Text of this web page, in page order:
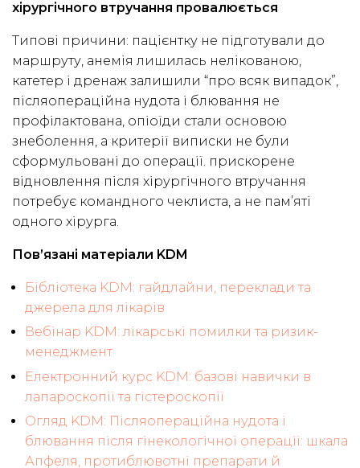
хірургічного втручання провалюється
Типові причини: пацієнтку не підготували до
маршруту, анемія лишилась нелікованою,
катетер і дренаж залишили “про всяк випадок”,
післяопераційна нудота і блювання не
профілактована, опіоїди стали основою
знеболення, а критерії виписки не були
сформульовані до операції. прискорене
відновлення після хірургічного втручання
потребує командного чеклиста, а не пам’яті
одного хірурга.
Пов’язані матеріали KDM
Бібліотека KDM: гайдлайни, переклади та
джерела для лікарів
Вебінар KDM: лікарські помилки та ризик-
менеджмент
Електронний курс KDM: базові навички в
лапароскопії та гістероскопії
Огляд KDM: Післяопераційна нудота і
блювання після гінекологічної операції: шкала
Апфеля, протиблювотні препарати й